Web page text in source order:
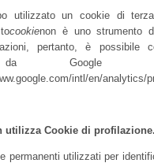
utilizzato un cookie di
cookienon è uno strumento
pertanto, è possibile
Google al
intl/en/analytics/
utilizza Cookie di profilazione.
permanenti utilizzati per